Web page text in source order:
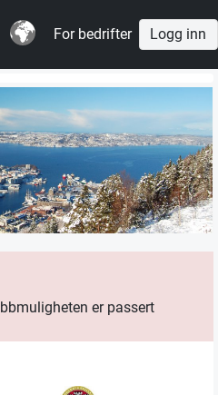
For bedrifter Logg inn
er passert